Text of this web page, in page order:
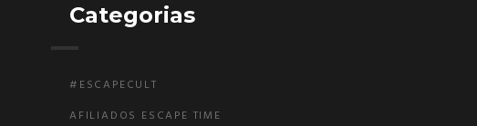
Categorias
#ESCAPECULT
AFILIADOS ESCAPE TIME